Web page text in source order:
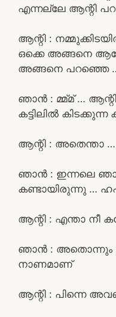
എന്നല്ലേ ആന്റി
ആന്റി :
ഒക്കെ അങ്ങനെ
അങ്ങനെ പറഞ്ഞെ
ഞാൻ : മ്മ്മ് …
കട്ടിലിൽ
ആന്റി : അതെന്താ
ഞാൻ : ഇന്നലെ
കണ്ടായിരുന്നു …
ആന്റി : എന്താ നീ
ഞാൻ : അതൊന്നും
നാണമാണ്
ആന്റി : പിന്നെ